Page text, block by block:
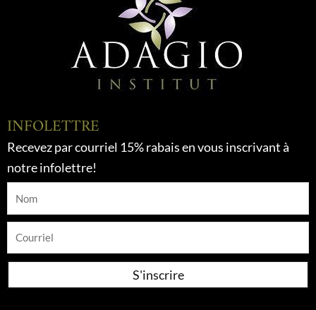
INFOLETTRE
Recevez par courriel 15% rabais en vous inscrivant à
notre infolettre!
Nom
Courriel
S'inscrire